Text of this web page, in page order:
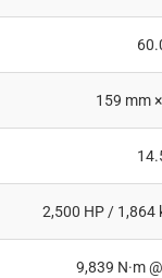
159 mm
2,500 HP / 1,864
9,839 N·m